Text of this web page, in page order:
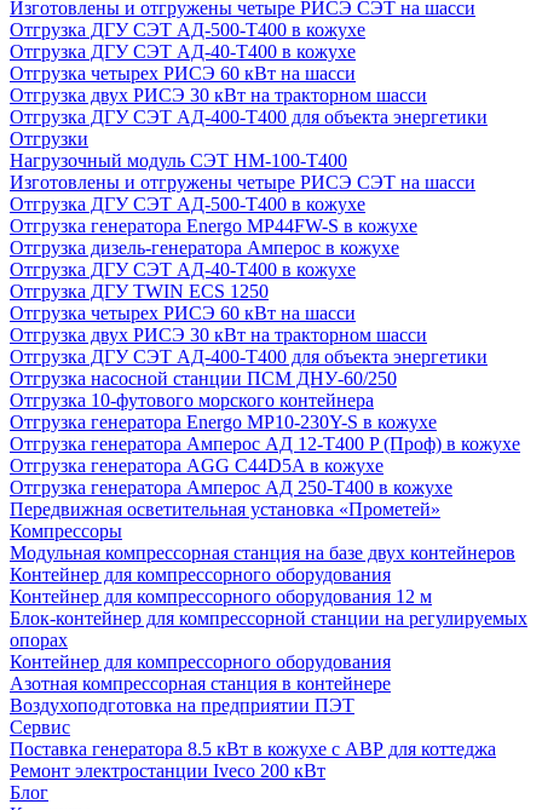
Изготовлены и отгружены четыре РИСЭ СЭТ на шасси
Отгрузка ДГУ СЭТ АД-500-Т400 в кожухе
Отгрузка ДГУ СЭТ АД-40-Т400 в кожухе
Отгрузка четырех РИСЭ 60 кВт на шасси
Отгрузка двух РИСЭ 30 кВт на тракторном шасси
Отгрузка ДГУ СЭТ АД-400-Т400 для объекта энергетики
Отгрузки
Нагрузочный модуль СЭТ НМ-100-Т400
Изготовлены и отгружены четыре РИСЭ СЭТ на шасси
Отгрузка ДГУ СЭТ АД-500-Т400 в кожухе
Отгрузка генератора Energo MP44FW-S в кожухе
Отгрузка дизель-генератора Амперос в кожухе
Отгрузка ДГУ СЭТ АД-40-Т400 в кожухе
Отгрузка ДГУ TWIN ECS 1250
Отгрузка четырех РИСЭ 60 кВт на шасси
Отгрузка двух РИСЭ 30 кВт на тракторном шасси
Отгрузка ДГУ СЭТ АД-400-Т400 для объекта энергетики
Отгрузка насосной станции ПСМ ДНУ-60/250
Отгрузка 10-футового морского контейнера
Отгрузка генератора Energo MP10-230Y-S в кожухе
Отгрузка генератора Амперос АД 12-Т400 P (Проф) в кожухе
Отгрузка генератора AGG C44D5A в кожухе
Отгрузка генератора Амперос АД 250-Т400 в кожухе
Передвижная осветительная установка «Прометей»
Компрессоры
Модульная компрессорная станция на базе двух контейнеров
Контейнер для компрессорного оборудования
Контейнер для компрессорного оборудования 12 м
Блок-контейнер для компрессорной станции на регулируемых
опорах
Контейнер для компрессорного оборудования
Азотная компрессорная станция в контейнере
Воздухоподготовка на предприятии ПЭТ
Сервис
Поставка генератора 8.5 кВт в кожухе с АВР для коттеджа
Ремонт электростанции Iveco 200 кВт
Блог